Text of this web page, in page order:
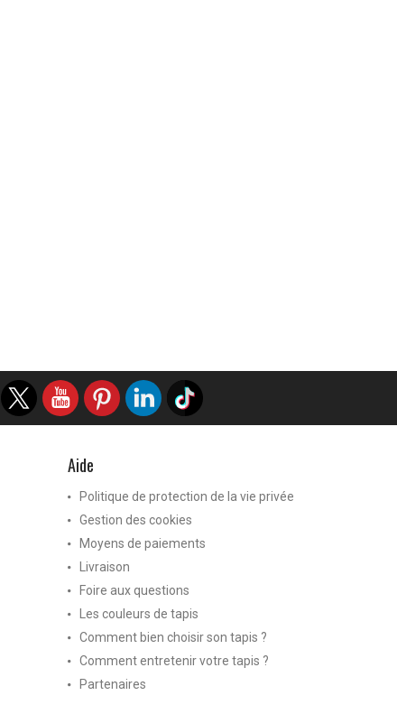
Aide
Politique de protection de la vie privée
Gestion des cookies
Moyens de paiements
Livraison
Foire aux questions
Les couleurs de tapis
Comment bien choisir son tapis ?
Comment entretenir votre tapis ?
Partenaires